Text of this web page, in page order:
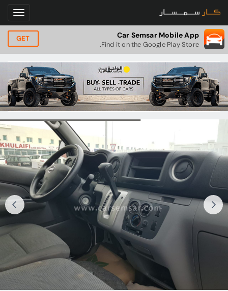
Car Semsar Mobile App
Find it on the Google Play Store.
GET